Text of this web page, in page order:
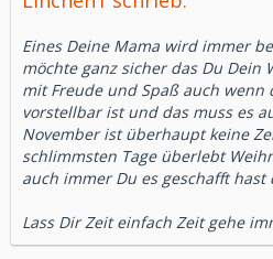
Eines Deine Mama wird immer
möchte ganz sicher das Du Dein
mit Freude und Spaß auch wenn
vorstellbar ist und das muss es
November ist überhaupt keine
schlimmsten Tage überlebt
auch immer Du es geschafft hast
Lass Dir Zeit einfach Zeit gehe